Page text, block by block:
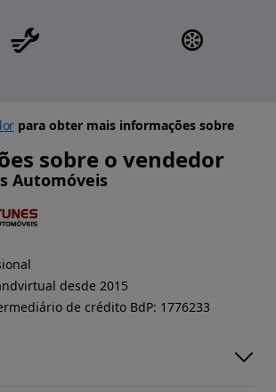
para obter mais informações sobre
sobre o vendedor
Automóveis
desde 2015
de crédito BdP: 1776233